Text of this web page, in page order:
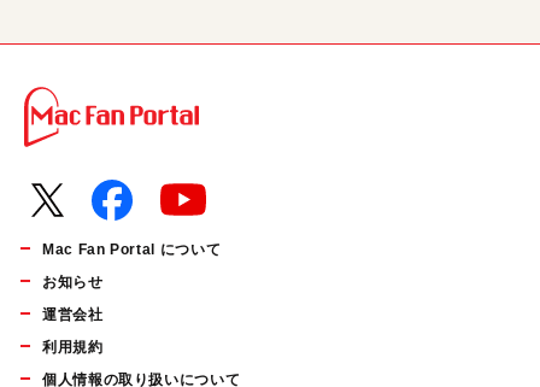
Mac Fan Portal について
お知らせ
運営会社
利用規約
個人情報の取り扱いについて